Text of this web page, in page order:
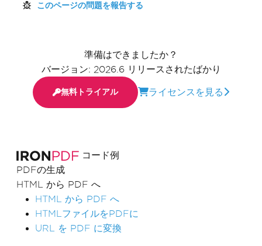
コード例
PDFの生成
HTML から PDF へ
HTML から PDF へ
HTMLファイルをPDFに
URL を PDF に変換
このページの問題を報告する
準備はできましたか？
バージョン: 2026.6 リリースされたばかり
無料トライアル ライセンスを見る